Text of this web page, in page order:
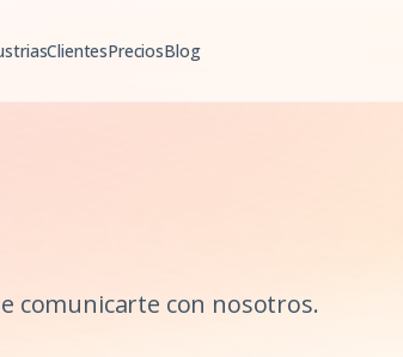
ClientesPreciosBlog
comunicarte con nosotros.